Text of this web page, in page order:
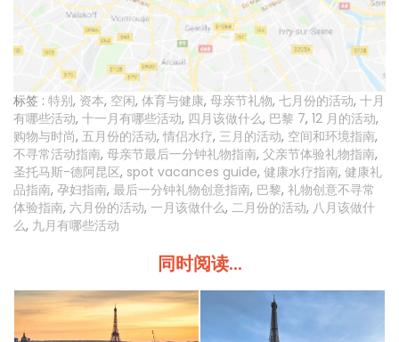
标签 : 特别, 资本, 空闲, 体育与健康, 母亲节礼物, 七月份的活动, 十月
有哪些活动, 十一月有哪些活动, 四月该做什么, 巴黎 7, 12 月的活动,
购物与时尚, 五月份的活动, 情侣水疗, 三月的活动, 空间和环境指南,
不寻常活动指南, 母亲节最后一分钟礼物指南, 父亲节体验礼物指南,
圣托马斯-德阿昆区, spot vacances guide, 健康水疗指南, 健康礼
品指南, 孕妇指南, 最后一分钟礼物创意指南, 巴黎, 礼物创意不寻常
体验指南, 六月份的活动, 一月该做什么, 二月份的活动, 八月该做什
么, 九月有哪些活动
同时阅读...